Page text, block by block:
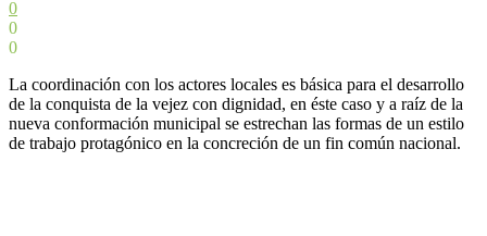
0
0
0
La coordinación con los actores locales es básica para el desarrollo
de la conquista de la vejez con dignidad, en éste caso y a raíz de la
nueva conformación municipal se estrechan las formas de un estilo
de trabajo protagónico en la concreción de un fin común nacional.